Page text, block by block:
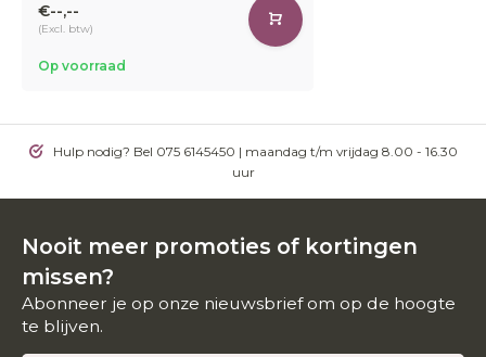
€--,--
(Excl. btw)
Op voorraad
Hulp nodig? Bel 075 6145450 | maandag t/m vrijdag 8.00 - 16.30
uur
Nooit meer promoties of kortingen
missen?
Abonneer je op onze nieuwsbrief om op de hoogte
te blijven.